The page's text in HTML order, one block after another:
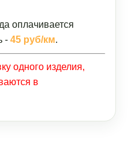
оплачивается
- 45 руб/км.
одного изделия,
в